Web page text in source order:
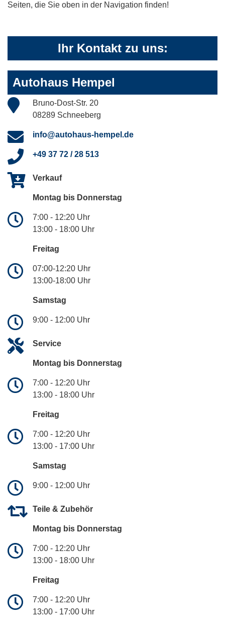
Seiten, die Sie oben in der Navigation finden!
Ihr Kontakt zu uns:
Autohaus Hempel
Bruno-Dost-Str. 20
08289 Schneeberg
info@autohaus-hempel.de
+49 37 72 / 28 513
Verkauf
Montag bis Donnerstag
7:00 - 12:20 Uhr
13:00 - 18:00 Uhr
Freitag
07:00-12:20 Uhr
13:00-18:00 Uhr
Samstag
9:00 - 12:00 Uhr
Service
Montag bis Donnerstag
7:00 - 12:20 Uhr
13:00 - 18:00 Uhr
Freitag
7:00 - 12:20 Uhr
13:00 - 17:00 Uhr
Samstag
9:00 - 12:00 Uhr
Teile & Zubehör
Montag bis Donnerstag
7:00 - 12:20 Uhr
13:00 - 18:00 Uhr
Freitag
7:00 - 12:20 Uhr
13:00 - 17:00 Uhr